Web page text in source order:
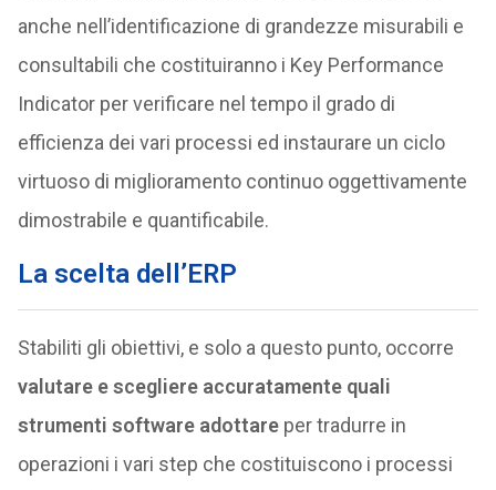
anche nell’identificazione di grandezze misurabili e
consultabili che costituiranno i Key Performance
Indicator per verificare nel tempo il grado di
efficienza dei vari processi ed instaurare un ciclo
virtuoso di miglioramento continuo oggettivamente
dimostrabile e quantificabile.
La scelta dell’ERP
Stabiliti gli obiettivi, e solo a questo punto, occorre
valutare e scegliere accuratamente quali
strumenti software adottareper tradurre in
operazioni i vari step che costituiscono i processi